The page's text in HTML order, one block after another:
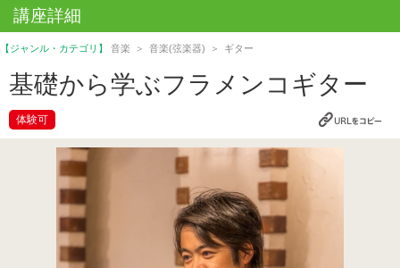
講座詳細
【ジャンル・カテゴリ】 音楽 音楽(弦楽器) ギター
基礎から学ぶフラメンコギター
体験可